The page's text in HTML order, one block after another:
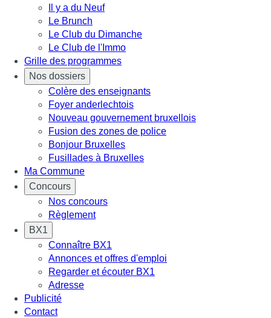
Il y a du Neuf
Le Brunch
Le Club du Dimanche
Le Club de l'Immo
Grille des programmes
Nos dossiers
Colère des enseignants
Foyer anderlechtois
Nouveau gouvernement bruxellois
Fusion des zones de police
Bonjour Bruxelles
Fusillades à Bruxelles
Ma Commune
Concours
Nos concours
Règlement
BX1
Connaître BX1
Annonces et offres d'emploi
Regarder et écouter BX1
Adresse
Publicité
Contact